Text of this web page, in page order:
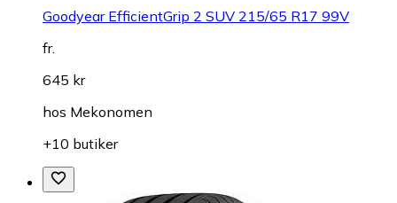
Goodyear EfficientGrip 2 SUV 215/65 R17 99V
fr.
645 kr
hos Mekonomen
+10 butiker